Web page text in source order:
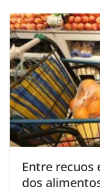
Entre recuos
dos